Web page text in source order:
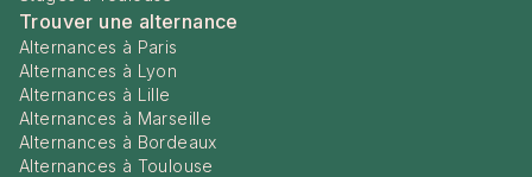
Trouver une alternance
Alternances à Paris
Alternances à Lyon
Alternances à Lille
Alternances à Marseille
Alternances à Bordeaux
Alternances à Toulouse